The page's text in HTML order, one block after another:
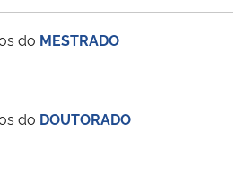
do MESTRADO
do DOUTORADO